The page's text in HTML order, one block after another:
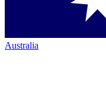
Australia